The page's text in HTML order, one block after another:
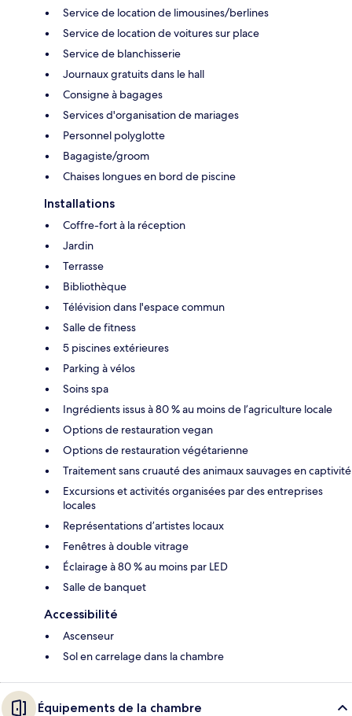
Service de location de limousines/berlines
Service de location de voitures sur place
Service de blanchisserie
Journaux gratuits dans le hall
Consigne à bagages
Services d'organisation de mariages
Personnel polyglotte
Bagagiste/groom
Chaises longues en bord de piscine
Installations
Coffre-fort à la réception
Jardin
Terrasse
Bibliothèque
Télévision dans l'espace commun
Salle de fitness
5 piscines extérieures
Parking à vélos
Soins spa
Ingrédients issus à 80 % au moins de l’agriculture locale
Options de restauration vegan
Options de restauration végétarienne
Traitement sans cruauté des animaux sauvages en captivité
Excursions et activités organisées par des entreprises
locales
Représentations d’artistes locaux
Fenêtres à double vitrage
Éclairage à 80 % au moins par LED
Salle de banquet
Accessibilité
Ascenseur
Sol en carrelage dans la chambre
Équipements de la chambre